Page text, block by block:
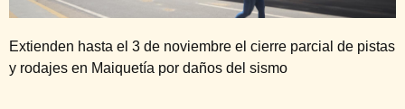
Extienden hasta el 3 de noviembre el cierre parcial de pistas
y rodajes en Maiquetía por daños del sismo